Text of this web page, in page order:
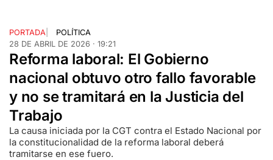
PORTADA
POLÍTICA
28 DE ABRIL DE 2026 · 19:21
Reforma laboral: El Gobierno
nacional obtuvo otro fallo favorable
y no se tramitará en la Justicia del
Trabajo
La causa iniciada por la CGT contra el Estado Nacional por
la constitucionalidad de la reforma laboral deberá
tramitarse en ese fuero.